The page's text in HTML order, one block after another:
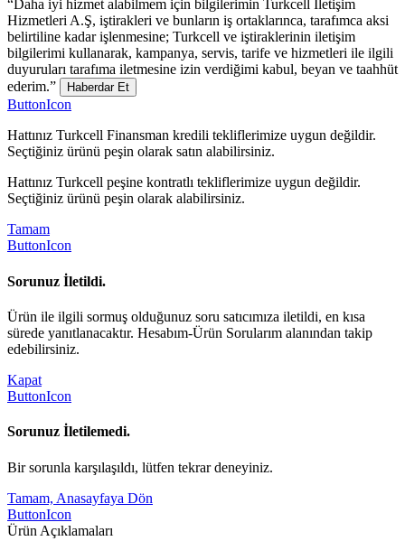
“Daha iyi hizmet alabilmem için bilgilerimin Turkcell İletişim
Hizmetleri A.Ş, iştirakleri ve bunların iş ortaklarınca, tarafımca aksi
belirtiline kadar işlenmesine; Turkcell ve iştiraklerinin iletişim
bilgilerimi kullanarak, kampanya, servis, tarife ve hizmetleri ile ilgili
duyuruları tarafıma iletmesine izin verdiğimi kabul, beyan ve taahhüt
ederim.”
Haberdar Et
ButtonIcon
Hattınız Turkcell Finansman kredili tekliflerimize uygun değildir.
Seçtiğiniz ürünü peşin olarak satın alabilirsiniz.
Hattınız Turkcell peşine kontratlı tekliflerimize uygun değildir.
Seçtiğiniz ürünü peşin olarak alabilirsiniz.
Tamam
ButtonIcon
Sorunuz İletildi.
Ürün ile ilgili sormuş olduğunuz soru satıcımıza iletildi, en kısa
sürede yanıtlanacaktır. Hesabım-Ürün Sorularım alanından takip
edebilirsiniz.
Kapat
ButtonIcon
Sorunuz İletilemedi.
Bir sorunla karşılaşıldı, lütfen tekrar deneyiniz.
Tamam, Anasayfaya Dön
ButtonIcon
Ürün Açıklamaları